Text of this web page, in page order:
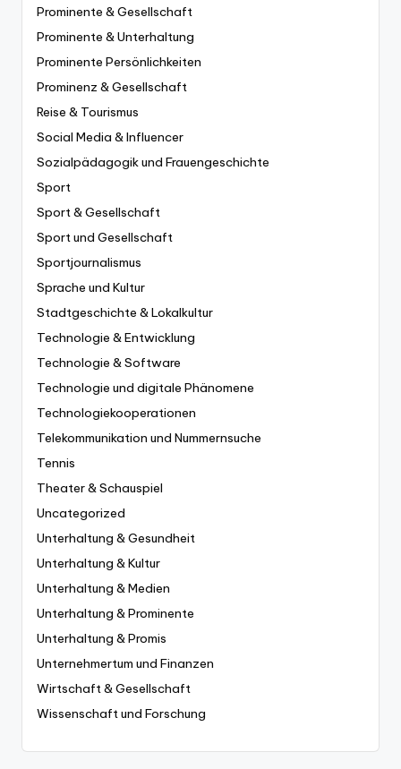
Prominente & Gesellschaft
Prominente & Unterhaltung
Prominente Persönlichkeiten
Prominenz & Gesellschaft
Reise & Tourismus
Social Media & Influencer
Sozialpädagogik und Frauengeschichte
Sport
Sport & Gesellschaft
Sport und Gesellschaft
Sportjournalismus
Sprache und Kultur
Stadtgeschichte & Lokalkultur
Technologie & Entwicklung
Technologie & Software
Technologie und digitale Phänomene
Technologiekooperationen
Telekommunikation und Nummernsuche
Tennis
Theater & Schauspiel
Uncategorized
Unterhaltung & Gesundheit
Unterhaltung & Kultur
Unterhaltung & Medien
Unterhaltung & Prominente
Unterhaltung & Promis
Unternehmertum und Finanzen
Wirtschaft & Gesellschaft
Wissenschaft und Forschung